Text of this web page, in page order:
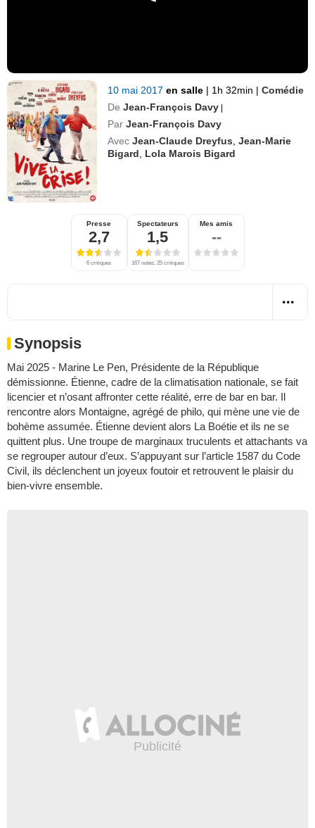
10 mai 2017en salle | 1h 32min | Comédie
De Jean-François Davy |
Par Jean-François Davy
Avec Jean-Claude Dreyfus ,Jean-Marie
Bigard
Lola Marois Bigard
Presse
2,7
6 critiques
Spectateurs
1,5
167 notes, 25 critiques
Mes amis
--
Synopsis
Mai 2025 - Marine Le Pen, Présidente de la République
démissionne. Étienne, cadre de la climatisation nationale, se fait
licencier et n’osant affronter cette réalité, erre de bar en bar. Il
rencontre alors Montaigne, agrégé de philo, qui mène une vie de
bohème assumée. Étienne devient alors La Boétie et ils ne se
quittent plus. Une troupe de marginaux truculents et attachants va
se regrouper autour d’eux. S’appuyant sur l’article 1587 du Code
Civil, ils déclenchent un joyeux foutoir et retrouvent le plaisir du
bien-vivre ensemble.